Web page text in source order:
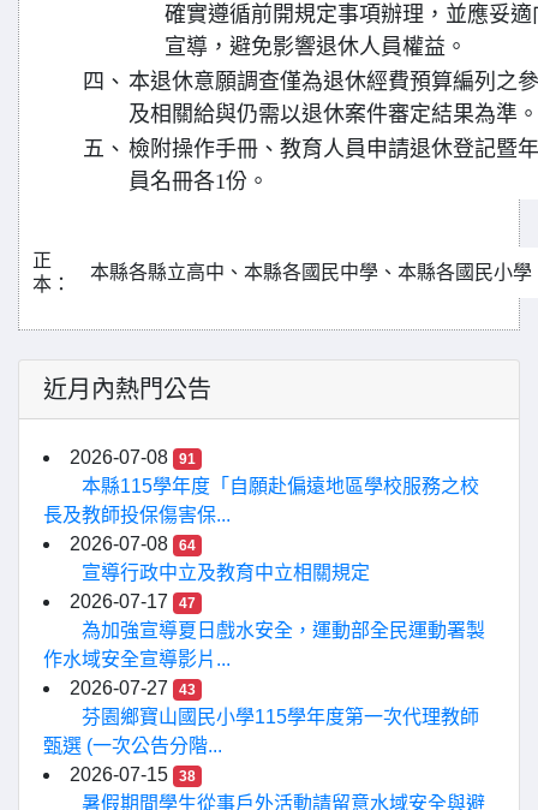
確實遵循前開規定事項辦理，並應妥
宣導，避免影響退休人員權益。
四、 本退休意願調查僅為退休經費預算編列之
及相關給與仍需以退休案件審定結果為準。
五、 檢附操作手冊、教育人員申請退休登記暨
員名冊各1份。
正
本：
本縣各縣立高中、本縣各國民中學、本縣各國民小學
近月內熱門公告
2026-07-08 91
本縣115學年度「自願赴偏遠地區學校服務之校
長及教師投保傷害保...
2026-07-08
64
宣導行政中立及教育中立相關規定
2026-07-17
47
為加強宣導夏日戲水安全，運動部全民運動署製
作水域安全宣導影片...
2026-07-27
43
芬園鄉寶山國民小學115學年度第一次代理教師
甄選 (一次公告分階...
2026-07-15
38
暑假期間學生從事戶外活動請留意水域安全與避